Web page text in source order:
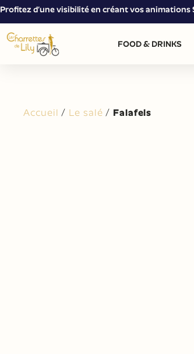
Profitez d’une visibilité en créant vos
FOOD & DRINKS
Accueil / Le salé / Falafels